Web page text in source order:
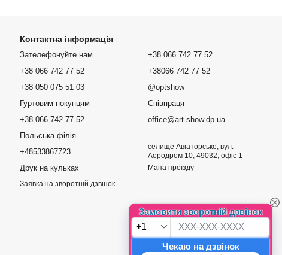
Контактна інформація
Зателефонуйте нам
+38 066 742 77 52
+38 050 075 51 03
Гуртовим покупцям
+38 066 742 77 52
Польська філія
+48533867723
Друк на кульках
Заявка на зворотній дзвінок
+38 066 742 77 52
+38066 742 77 52
@optshow
Співпраця
office@art-show.dp.ua
селище Авіаторське, вул.
Аеродром 10, 49032, офіс 1
Мапа проїзду